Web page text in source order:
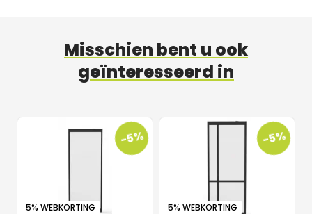
Misschien bent u ook
geïnteresseerd in
-5%
5% WEBKORTING
-5%
5% WEBKORTING